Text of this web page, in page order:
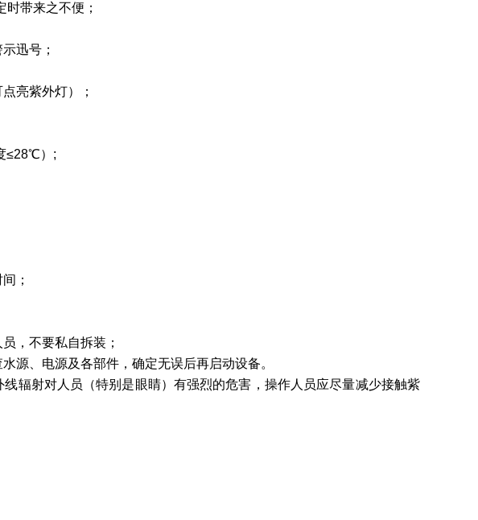
带来之不便；
迅号；
亮紫外灯）；
≤28℃） ;
；
，不要私自拆装；
源、电源及各部件，确定无误后再启动设备。
线辐射对人员（特别是眼睛）有强烈的危害，操作人员应尽量减少接触紫